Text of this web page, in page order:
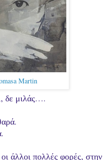
Martin
δε μιλάς….
άλλοι πολλές φορές, στην